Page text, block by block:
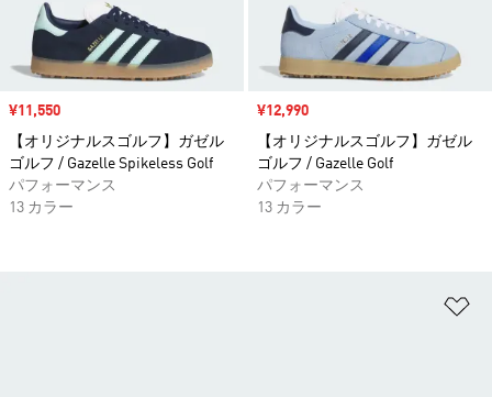
セール価格
¥11,550
【オリジナルスゴルフ】ガゼル
ゴルフ / Gazelle Spikeless Golf
パフォーマンス
13 カラー
セール価格
¥12,990
【オリジナルスゴルフ】ガゼル
ゴルフ / Gazelle Golf
パフォーマンス
13 カラー